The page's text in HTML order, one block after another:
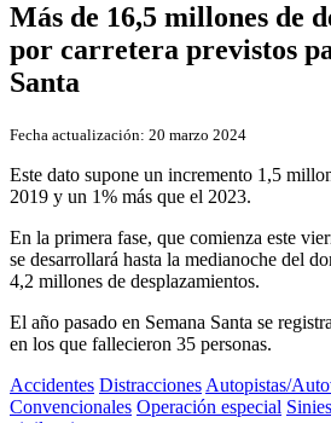
Más de 16,5 millones de
por carretera previstos
Santa
Fecha actualización: 20 marzo 2024
Este dato supone un incremento 1,5
2019 y un 1% más que el 2023.
En la primera fase, que comienza este
se desarrollará hasta la medianoche del
4,2 millones de desplazamientos.
El año pasado en Semana Santa se
en los que fallecieron 35 personas.
Accidentes Distracciones Autopistas/
Convencionales Operación especial